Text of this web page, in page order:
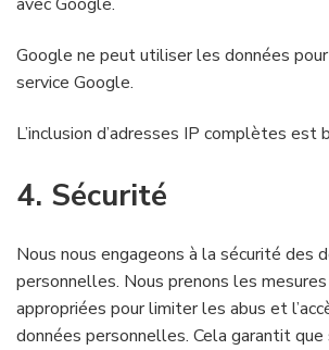
Google ne peut utiliser les données
service Google.
L’inclusion d’adresses IP complètes est
4. Sécurité
Nous nous engageons à la sécurité des
personnelles. Nous prenons les
appropriées pour limiter les abus et
données personnelles. Cela garantit